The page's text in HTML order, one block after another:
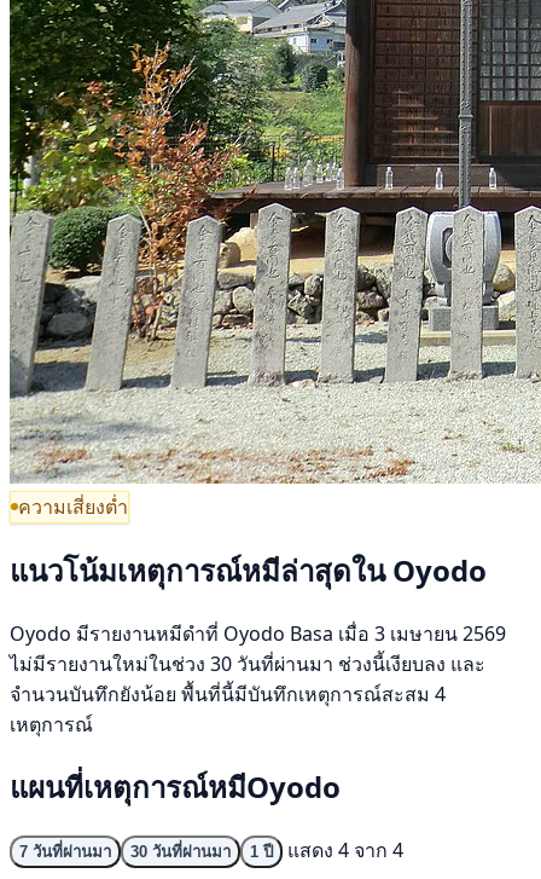
ความเสี่ยงต่ำ
แนวโน้มเหตุการณ์หมีล่าสุดใน Oyodo
Oyodo มีรายงานหมีดำที่ Oyodo Basa เมื่อ 3 เมษายน 2569
ไม่มีรายงานใหม่ในช่วง 30 วันที่ผ่านมา ช่วงนี้เงียบลง และ
จำนวนบันทึกยังน้อย พื้นที่นี้มีบันทึกเหตุการณ์สะสม 4
เหตุการณ์
แผนที่เหตุการณ์หมีOyodo
7 วันที่ผ่านมา 30 วันที่ผ่านมา 1 ปี
แสดง 4 จาก 4